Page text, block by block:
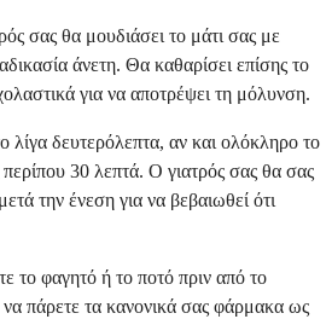
σας θα μουδιάσει το μάτι σας με
άνετη. Θα καθαρίσει επίσης το
για να αποτρέψει τη μόλυνση.
λίγα δευτερόλεπτα, αν και ολόκληρο το
30 λεπτά. Ο γιατρός σας θα σας
την ένεση για να βεβαιωθεί ότι
το φαγητό ή το ποτό πριν από το
να πάρετε τα κανονικά σας φάρμακα ως